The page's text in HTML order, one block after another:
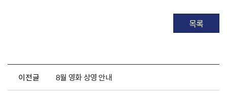
목록
이전글 8월 영화 상영 안내